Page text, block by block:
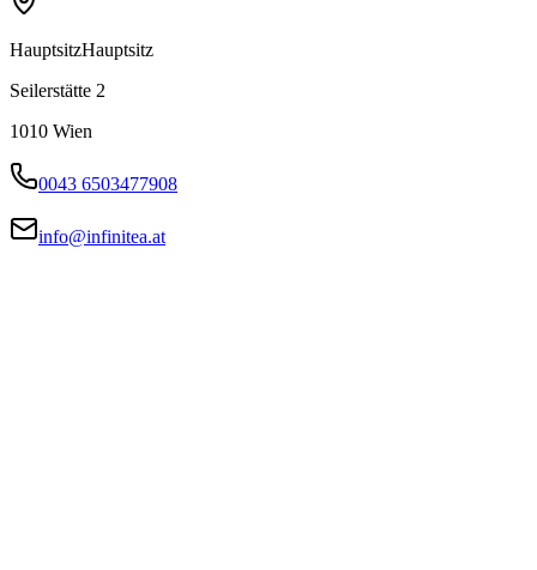
HauptsitzHauptsitz
Seilerstätte 2
1010 Wien
0043 6503477908
info@infinitea.at